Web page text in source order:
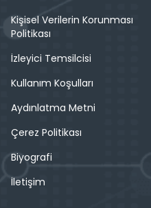
Kişisel Verilerin Korunması
Politikası
İzleyici Temsilcisi
Kullanım Koşulları
Aydınlatma Metni
Çerez Politikası
Biyografi
İletişim